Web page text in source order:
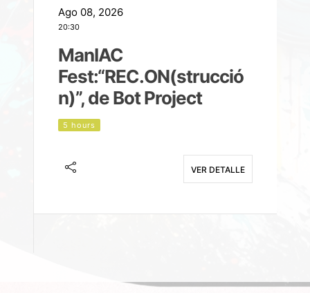
Ago 08, 2026
20:30
ManIAC
Fest:“REC.ON(strucció
n)”, de Bot Project
5 hours
VER DETALLE